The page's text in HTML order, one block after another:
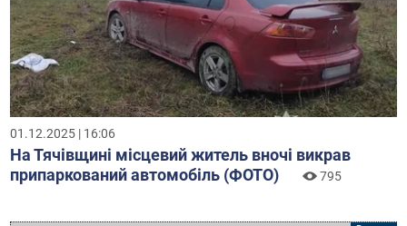
01.12.2025 | 16:06
На Тячівщині місцевий житель вночі викрав
припаркований автомобіль (ФОТО)
795